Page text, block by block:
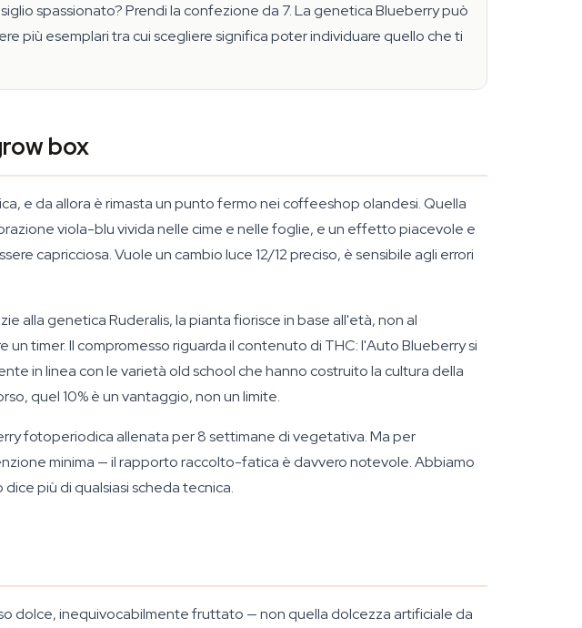
spassionato? Prendi la confezione da 7. La genetica Blueberry può
più esemplari tra cui scegliere significa poter individuare quello che ti
box
e da allora è rimasta un punto fermo nei coffeeshop olandesi. Quella
viola-blu vivida nelle cime e nelle foglie, e un effetto piacevole e
capricciosa. Vuole un cambio luce 12/12 preciso, è sensibile agli errori
alla genetica Ruderalis, la pianta fiorisce in base all'età, non al
timer. Il compromesso riguarda il contenuto di THC: l'Auto Blueberry si
in linea con le varietà old school che hanno costruito la cultura della
quel 10% è un vantaggio, non un limite.
fotoperiodica allenata per 8 settimane di vegetativa. Ma per
minima — il rapporto raccolto-fatica è davvero notevole. Abbiamo
più di qualsiasi scheda tecnica.
dolce, inequivocabilmente fruttato — non quella dolcezza artificiale da